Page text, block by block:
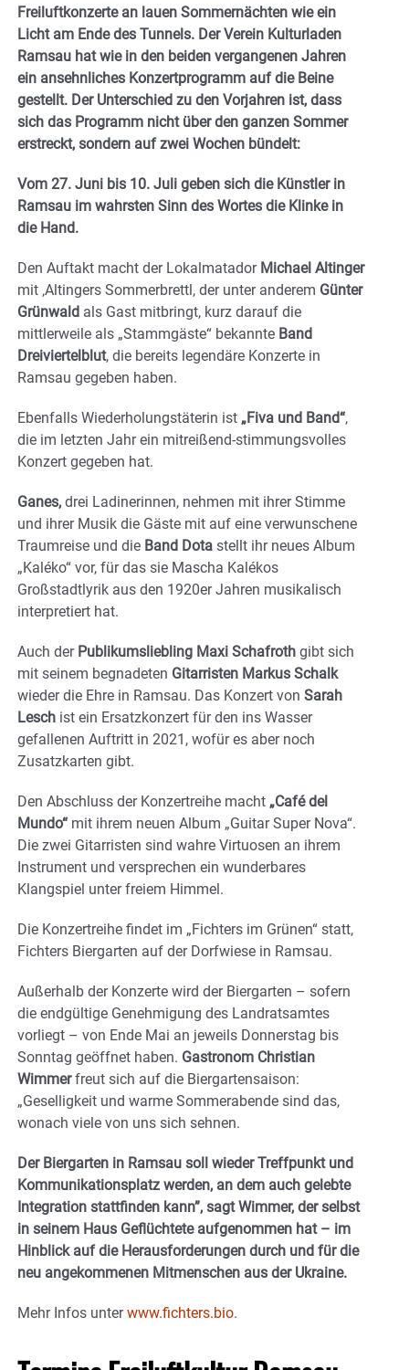
Freiluftkonzerte an lauen Sommernächten wie ein
Licht am Ende des Tunnels. Der Verein Kulturladen
Ramsau hat wie in den beiden vergangenen Jahren
ein ansehnliches Konzertprogramm auf die Beine
gestellt. Der Unterschied zu den Vorjahren ist, dass
sich das Programm nicht über den ganzen Sommer
erstreckt, sondern auf zwei Wochen bündelt:
Vom 27. Juni bis 10. Juli geben sich die Künstler in
Ramsau im wahrsten Sinn des Wortes die Klinke in
die Hand.
Den Auftakt macht der LokalmatadorMichael Altinger
mit ‚Altingers Sommerbrettl, der unter anderem Günter
Grünwald als Gast mitbringt, kurz darauf die
mittlerweile als „Stammgäste“ bekannte Band
Dreiviertelblut, die bereits legendäre Konzerte in
Ramsau gegeben haben.
Ebenfalls Wiederholungstäterin ist „Fiva und Band“,
die im letzten Jahr ein mitreißend-stimmungsvolles
Konzert gegeben hat.
Ganes, drei Ladinerinnen, nehmen mit ihrer Stimme
und ihrer Musik die Gäste mit auf eine verwunschene
Traumreise und die Band Dota stellt ihr neues Album
„Kaléko“ vor, für das sie Mascha Kalékos
Großstadtlyrik aus den 1920er Jahren musikalisch
interpretiert hat.
Auch der Publikumsliebling Maxi Schafroth gibt sich
mit seinem begnadeten Gitarristen Markus Schalk
wieder die Ehre in Ramsau. Das Konzert von Sarah
Lesch ist ein Ersatzkonzert für den ins Wasser
gefallenen Auftritt in 2021, wofür es aber noch
Zusatzkarten gibt.
Den Abschluss der Konzertreihe macht „Café del
Mundo“ mit ihrem neuen Album „Guitar Super Nova“.
Die zwei Gitarristen sind wahre Virtuosen an ihrem
Instrument und versprechen ein wunderbares
Klangspiel unter freiem Himmel.
Die Konzertreihe findet im „Fichters im Grünen“ statt,
Fichters Biergarten auf der Dorfwiese in Ramsau.
Außerhalb der Konzerte wird der Biergarten – sofern
die endgültige Genehmigung des Landratsamtes
vorliegt – von Ende Mai an jeweils Donnerstag bis
Sonntag geöffnet haben. Gastronom Christian
Wimmerfreut sich auf die Biergartensaison:
„Geselligkeit und warme Sommerabende sind das,
wonach viele von uns sich sehnen.
Der Biergarten in Ramsau soll wieder Treffpunkt und
Kommunikationsplatz werden, an dem auch gelebte
Integration stattfinden kann”, sagt Wimmer, der selbst
in seinem Haus Geflüchtete aufgenommen hat – im
Hinblick auf die Herausforderungen durch und für die
neu angekommenen Mitmenschen aus der Ukraine.
Mehr Infos unterwww.fichters.bio.